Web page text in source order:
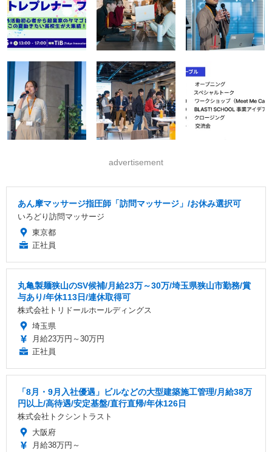
advertisement
あん摩マッサージ指圧師「訪問マッサージ」/お休み選択可
いろどり訪問マッサージ
東京都
正社員
丸亀製麺狭山のSV候補/月給23万～30万/埼玉県狭山市勤務/賞
与あり/年休113日/連休取得可
株式会社トリドールホールディングス
埼玉県
月給23万円～30万円
正社員
「8月・9月入社優遇」ビルなどの大型建築施工管理/月給38万
円以上/高待遇/安定基盤/直行直帰/年休126日
株式会社トクシントラスト
大阪府
月給38万円～